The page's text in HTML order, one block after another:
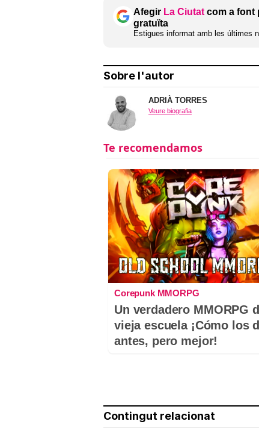
Afegir La Ciutat com a font
gratuïta
Estigues informat amb les últimes
Sobre l'autor
ADRIÀ TORRES
Veure biografia
Corepunk MMORPG
Un verdadero MMORPG
vieja escuela ¡Cómo los
antes, pero mejor!
Contingut relacionat